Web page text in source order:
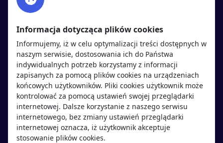
Twitter
Polityka cookies
Polityka prywatności
Kandydaci
Regulamin kandydata
Oferty pracy
Pracodawcy
Pracodawcy
Regulamin pracodawcy
Dodaj ogłoszenie
Informacja dotycząca plików cookies
Informujemy, iż w celu optymalizacji treści dostępnych w
naszym serwisie, dostosowania ich do Państwa
indywidualnych potrzeb korzystamy z informacji
zapisanych za pomocą plików cookies na urządzeniach
końcowych użytkowników. Pliki cookies użytkownik może
kontrolować za pomocą ustawień swojej przeglądarki
internetowej. Dalsze korzystanie z naszego serwisu
internetowego, bez zmiany ustawień przeglądarki
internetowej oznacza, iż użytkownik akceptuje
stosowanie plików cookies.